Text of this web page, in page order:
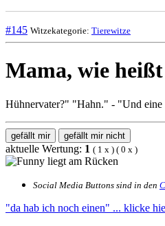
#145 Witzekategorie: Tierewitze
Mama, wie
Hühnervater?" "Hahn." - "Und
gefällt mir gefällt mir nicht
aktuelle Wertung: 1 ( 1 x ) ( 0 x )
Social Media Buttons sind in den
"da hab ich noch einen" ... klicke